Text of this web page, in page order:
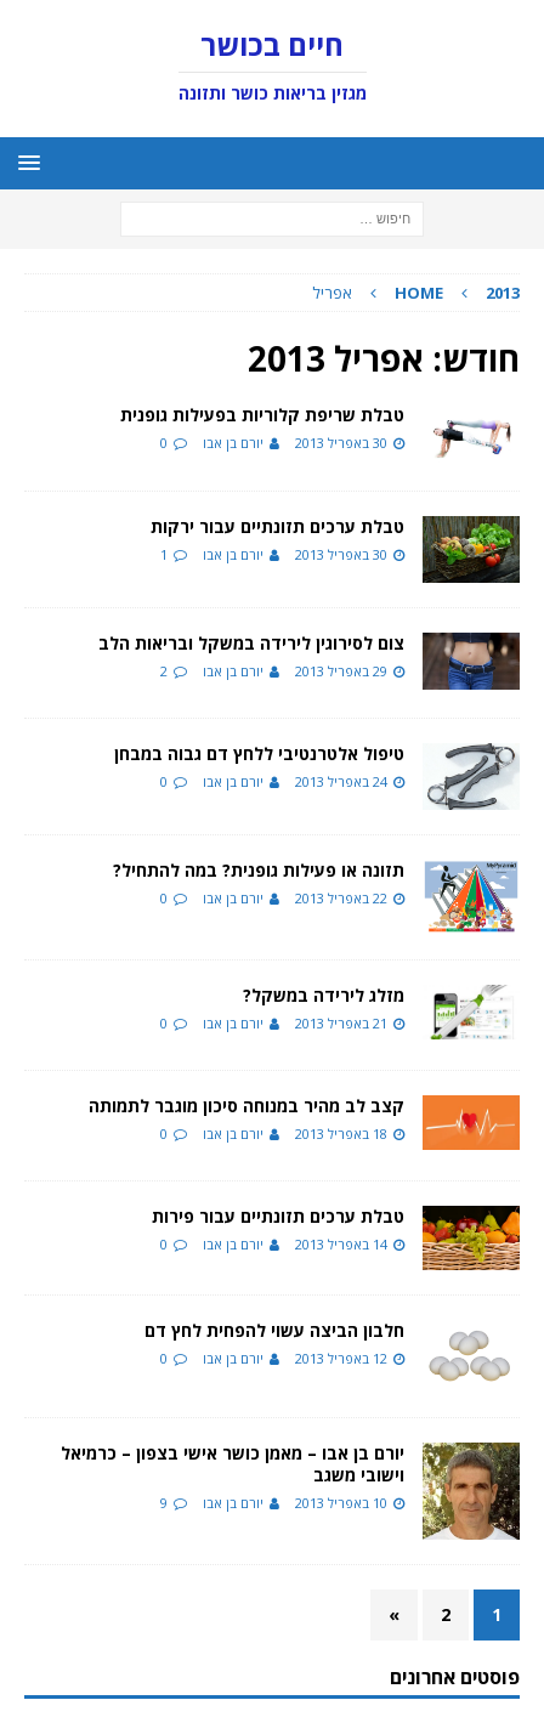
חיים בכושר
מגזין בריאות כושר ותזונה
HOME 2013 אפריל
חודש: אפריל 2013
טבלת שריפת קלוריות בפעילות גופנית
30 באפריל 2013 יורם בן אבו 0
טבלת ערכים תזונתיים עבור ירקות
30 באפריל 2013 יורם בן אבו 1
צום לסירוגין לירידה במשקל ובריאות הלב
29 באפריל 2013 יורם בן אבו 2
טיפול אלטרנטיבי ללחץ דם גבוה במבחן
24 באפריל 2013 יורם בן אבו 0
תזונה או פעילות גופנית? במה להתחיל?
22 באפריל 2013 יורם בן אבו 0
מזלג לירידה במשקל?
21 באפריל 2013 יורם בן אבו 0
קצב לב מהיר במנוחה סיכון מוגבר לתמותה
18 באפריל 2013 יורם בן אבו 0
טבלת ערכים תזונתיים עבור פירות
14 באפריל 2013 יורם בן אבו 0
חלבון הביצה עשוי להפחית לחץ דם
12 באפריל 2013 יורם בן אבו 0
יורם בן אבו – מאמן כושר אישי בצפון – כרמיאל
וישובי משגב
10 באפריל 2013 יורם בן אבו 9
1
2
»
פוסטים אחרונים